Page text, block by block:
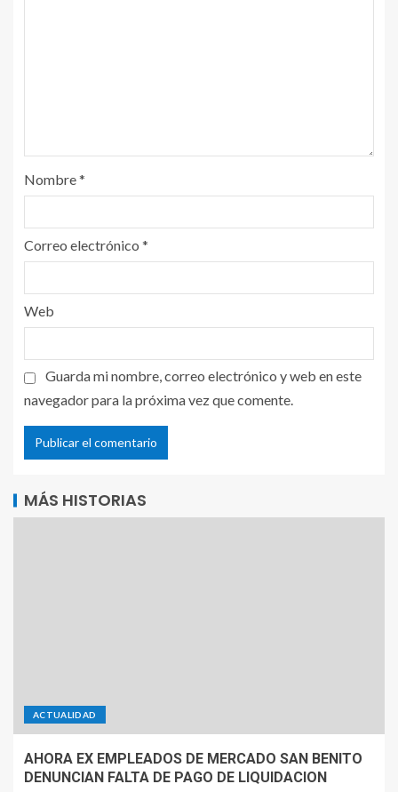
Nombre*
Correo electrónico *
Web
Guarda mi nombre, correo electrónico y web en este
navegador para la próxima vez que comente.
MÁS HISTORIAS
ACTUALIDAD
AHORA EX EMPLEADOS DE MERCADO SAN BENITO
DENUNCIAN FALTA DE PAGO DE LIQUIDACION